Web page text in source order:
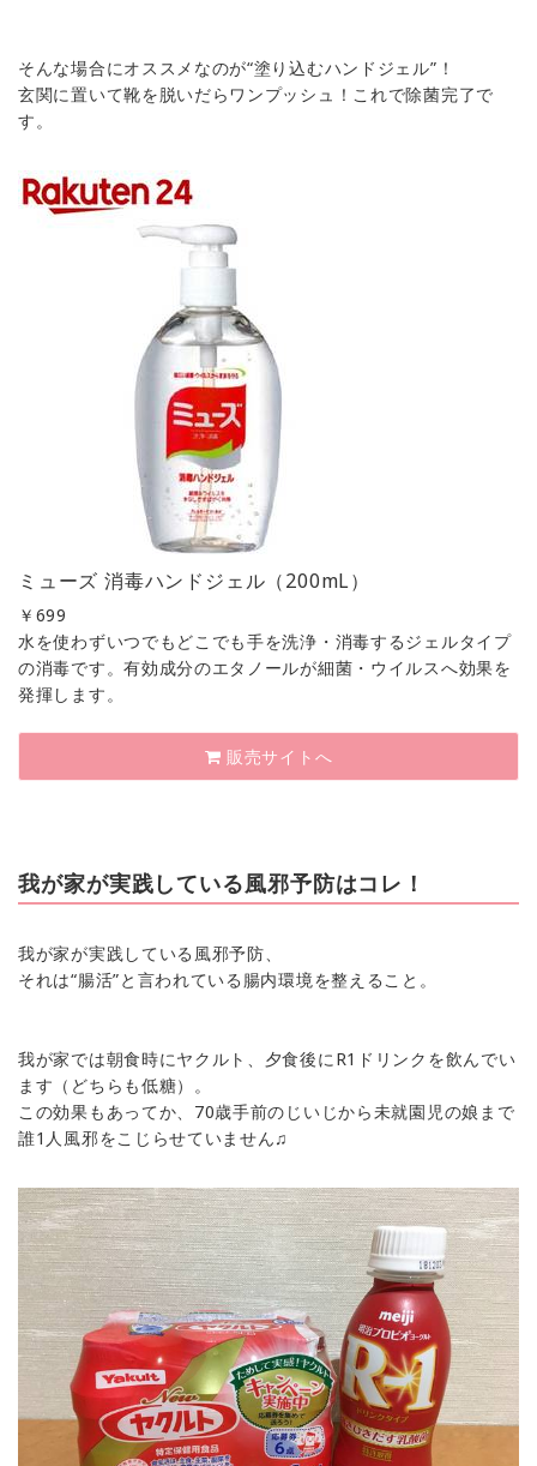
そんな場合にオススメなのが“塗り込むハンドジェル”！
玄関に置いて靴を脱いだらワンプッシュ！これで除菌完了で
す。
ミューズ 消毒ハンドジェル（200mL）
￥ 699
水を使わずいつでもどこでも手を洗浄・消毒するジェルタイプ
の消毒です。有効成分のエタノールが細菌・ウイルスへ効果を
発揮します。
販売サイトへ
我が家が実践している風邪予防はコレ！
我が家が実践している風邪予防、
それは“腸活”と言われている腸内環境を整えること。
我が家では朝食時にヤクルト、夕食後にR1ドリンクを飲んでい
ます（どちらも低糖）。
この効果もあってか、70歳手前のじいじから未就園児の娘まで
誰1人風邪をこじらせていません♫